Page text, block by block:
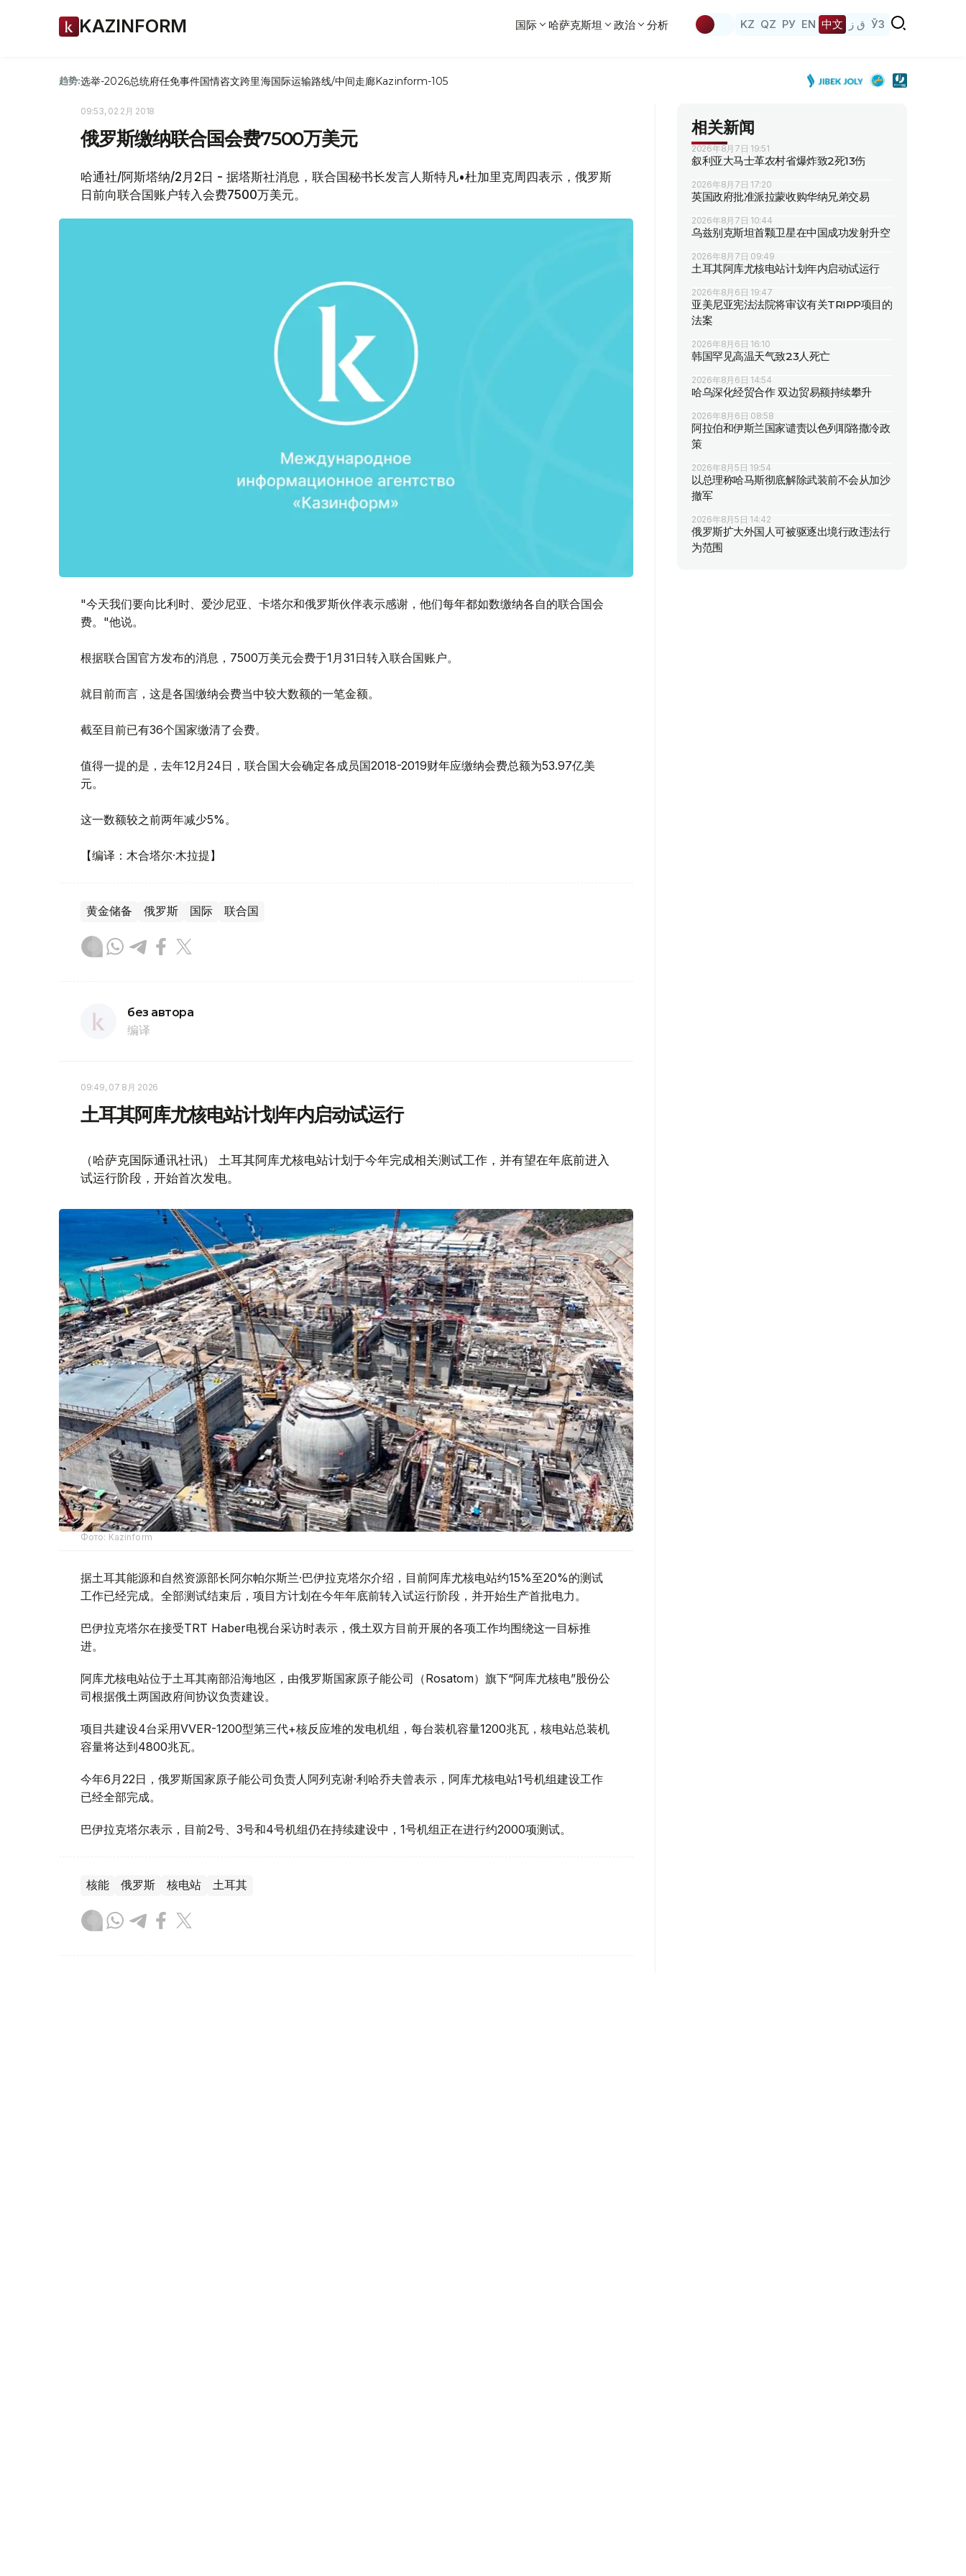
KAZINFORM 国际 哈萨克斯坦 政治 分析 KZ QZ РУ EN 中文 ق ز ЎЗ
趋势:选举-2026总统府任免事件国情咨文跨里海国际运输路线/中间走廊Kazinform-105
09:53, 02 2月 2018
俄罗斯缴纳联合国会费7500万美元
哈通社/阿斯塔纳/2月2日 - 据塔斯社消息，联合国秘书长发言人斯特凡•杜加里克周四表示，俄罗斯
日前向联合国账户转入会费7500万美元。
"今天我们要向比利时、爱沙尼亚、卡塔尔和俄罗斯伙伴表示感谢，他们每年都如数缴纳各自的联合国会
费。"他说。
根据联合国官方发布的消息，7500万美元会费于1月31日转入联合国账户。
就目前而言，这是各国缴纳会费当中较大数额的一笔金额。
截至目前已有36个国家缴清了会费。
值得一提的是，去年12月24日，联合国大会确定各成员国2018-2019财年应缴纳会费总额为53.97亿美
元。
这一数额较之前两年减少5%。
【编译：木合塔尔·木拉提】
黄金储备 俄罗斯 国际 联合国
без автора
编译
09:49, 07 8月 2026
土耳其阿库尤核电站计划年内启动试运行
（哈萨克国际通讯社讯） 土耳其阿库尤核电站计划于今年完成相关测试工作，并有望在年底前进入
试运行阶段，开始首次发电。
Фото: Kazinform
据土耳其能源和自然资源部长阿尔帕尔斯兰·巴伊拉克塔尔介绍，目前阿库尤核电站约15%至20%的测试
工作已经完成。全部测试结束后，项目方计划在今年年底前转入试运行阶段，并开始生产首批电力。
巴伊拉克塔尔在接受TRT Haber电视台采访时表示，俄土双方目前开展的各项工作均围绕这一目标推
进。
阿库尤核电站位于土耳其南部沿海地区，由俄罗斯国家原子能公司（Rosatom）旗下“阿库尤核电”股份公
司根据俄土两国政府间协议负责建设。
项目共建设4台采用VVER-1200型第三代+核反应堆的发电机组，每台装机容量1200兆瓦，核电站总装机
容量将达到4800兆瓦。
今年6月22日，俄罗斯国家原子能公司负责人阿列克谢·利哈乔夫曾表示，阿库尤核电站1号机组建设工作
已经全部完成。
巴伊拉克塔尔表示，目前2号、3号和4号机组仍在持续建设中，1号机组正在进行约2000项测试。
核能 俄罗斯 核电站 土耳其
相关新闻
2026年8月7日 19:51
叙利亚大马士革农村省爆炸致2死13伤
2026年8月7日 17:20
英国政府批准派拉蒙收购华纳兄弟交易
2026年8月7日 10:44
乌兹别克斯坦首颗卫星在中国成功发射升空
2026年8月7日 09:49
土耳其阿库尤核电站计划年内启动试运行
2026年8月6日 19:47
亚美尼亚宪法法院将审议有关TRIPP项目的
法案
2026年8月6日 16:10
韩国罕见高温天气致23人死亡
2026年8月6日 14:54
哈乌深化经贸合作 双边贸易额持续攀升
2026年8月6日 08:58
阿拉伯和伊斯兰国家谴责以色列耶路撒冷政
策
2026年8月5日 19:54
以总理称哈马斯彻底解除武装前不会从加沙
撤军
2026年8月5日 14:42
俄罗斯扩大外国人可被驱逐出境行政违法行
为范围